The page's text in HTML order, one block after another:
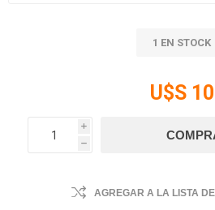
1 EN STOCK
U$S 10
i
h
AGREGAR A LA LISTA